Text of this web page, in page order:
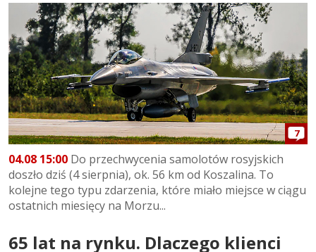
7
04.08 15:00 Do przechwycenia samolotów rosyjskich
doszło dziś (4 sierpnia), ok. 56 km od Koszalina. To
kolejne tego typu zdarzenia, które miało miejsce w ciągu
ostatnich miesięcy na Morzu...
65 lat na rynku. Dlaczego klienci